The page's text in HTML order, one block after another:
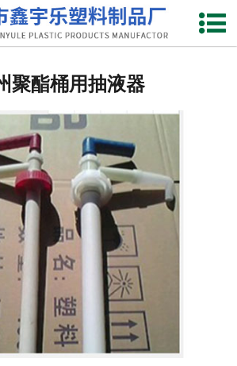
网站首页
广州手动塑料抽液器
- 广州洗涤用品抽取器
广州沐浴抽
- 广州新型抽取器
广州桶盖
- 广州拉环内盖
聚酯桶用抽液器